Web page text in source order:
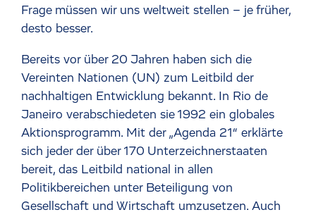
Frage müssen wir uns weltweit stellen – je früher,
desto besser.
Bereits vor über 20 Jahren haben sich die
Vereinten Nationen (UN) zum Leitbild der
nachhaltigen Entwicklung bekannt. In Rio de
Janeiro verabschiedeten sie 1992 ein globales
Aktionsprogramm. Mit der „Agenda 21“ erklärte
sich jeder der über 170 Unterzeichnerstaaten
bereit, das Leitbild national in allen
Politikbereichen unter Beteiligung von
Gesellschaft und Wirtschaft umzusetzen. Auch